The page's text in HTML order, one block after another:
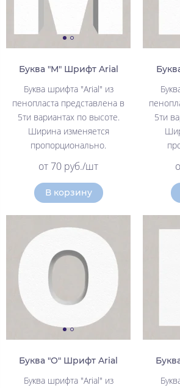
Буква "М" Шрифт Arial
Буква шрифта "Arial" из
пенопласта представлена в
5ти вариантах по высоте.
Ширина изменяется
пропорционально.
от 70 руб./шт
В корзину
5ти
Буква "О" Шрифт Arial
Буква шрифта "Arial" из